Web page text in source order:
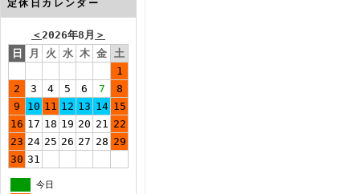
定休日カレンダー
＜2026年8月 ＞
日
月 火 水 木 金 土
1
2
3 4 5 6 7
8
9
10 11 12 13 14 15
16 17 18 19 20 21 22
23 24 25 26 27 28 29
30 31
今日